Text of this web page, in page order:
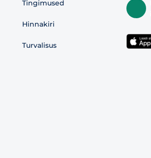
Tingimused
Hinnakiri
Turvalisus